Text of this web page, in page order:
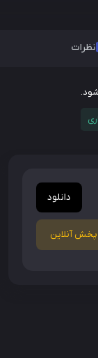
نظرات
دانلود
پخش آنلاین